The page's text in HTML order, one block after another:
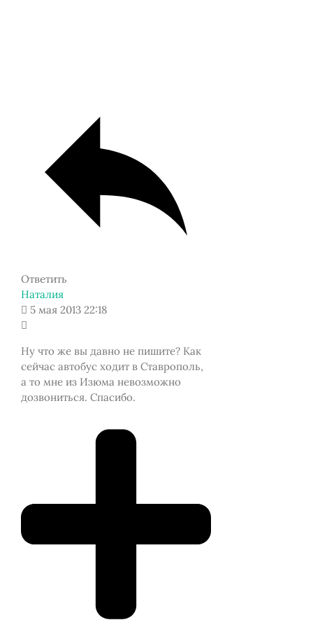
Ответить
Наталия
5 мая 2013 22:18
Ну что же вы давно не пишите? Как
сейчас автобус ходит в Ставрополь,
а то мне из Изюма невозможно
дозвониться. Спасибо.